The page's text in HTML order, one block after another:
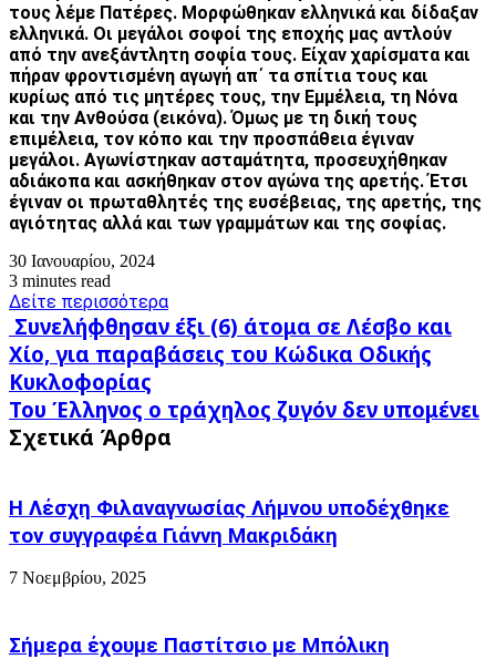
τους λέμε Πατέρες. Μορφώθηκαν ελληνικά και δίδαξαν
ελληνικά. Οι μεγάλοι σοφοί της εποχής μας αντλούν
από την ανεξάντλητη σοφία τους. Είχαν χαρίσματα και
πήραν φροντισμένη αγωγή απ΄ τα σπίτια τους και
κυρίως από τις μητέρες τους, την Εμμέλεια, τη Νόνα
και την Ανθούσα (εικόνα). Όμως με τη δική τους
επιμέλεια, τον κόπο και την προσπάθεια έγιναν
μεγάλοι. Αγωνίστηκαν ασταμάτητα, προσευχήθηκαν
αδιάκοπα και ασκήθηκαν στον αγώνα της αρετής. Έτσι
έγιναν οι πρωταθλητές της ευσέβειας, της αρετής, της
αγιότητας αλλά και των γραμμάτων και της σοφίας.
30 Ιανουαρίου, 2024
3 minutes read
Δείτε περισσότερα
Συνελήφθησαν
έξι
(6)
άτομα
σε
Λέσβο
και
παραβάσεις
του
Οδικής
Συνελήφθησαν έξι (6) άτομα σε Λέσβο και
Χίο, για παραβάσεις του Κώδικα Οδικής
Κυκλοφορίας
Του
Έλληνος
ο
δεν
υπομένει
Του Έλληνος ο τράχηλος ζυγόν δεν υπομένει
Σχετικά Άρθρα
Η Λέσχη Φιλαναγνωσίας Λήμνου υποδέχθηκε
τον συγγραφέα Γιάννη Μακριδάκη
7 Νοεμβρίου, 2025
Σήμερα έχουμε Παστίτσιο με Μπόλικη